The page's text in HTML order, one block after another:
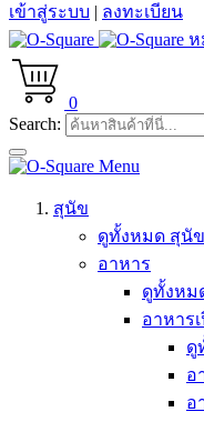
เข้าสู่ระบบ | ลงทะเบียน
ห
0
Search:
Menu
สุนัข
ดูทั้งหมด สุนัข
อาหาร
ดูทั้งหม
อาหาร
ดู
อ
อ